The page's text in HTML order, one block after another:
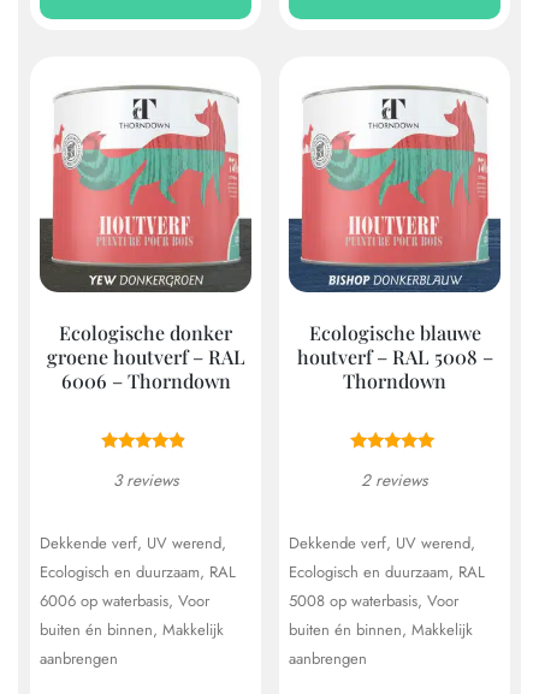
meerdere
gekozen
op
productpagina
op
de
Ecologische donker
groene houtverf – RAL
6006 – Thorndown
3 reviews
Dekkende verf UV werend
Ecologisch en duurzaam RAL
6006 op waterbasis Voor
buiten én binnen Makkelijk
aanbrengen
Ecologische blauwe
houtverf – RAL 5008 –
Thorndown
2 reviews
Dekkende verf UV werend
Ecologisch en duurzaam RAL
5008 op waterbasis Voor
buiten én binnen Makkelijk
aanbrengen